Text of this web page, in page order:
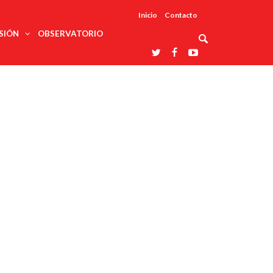
Inicio Contacto
OBSERVATORIO